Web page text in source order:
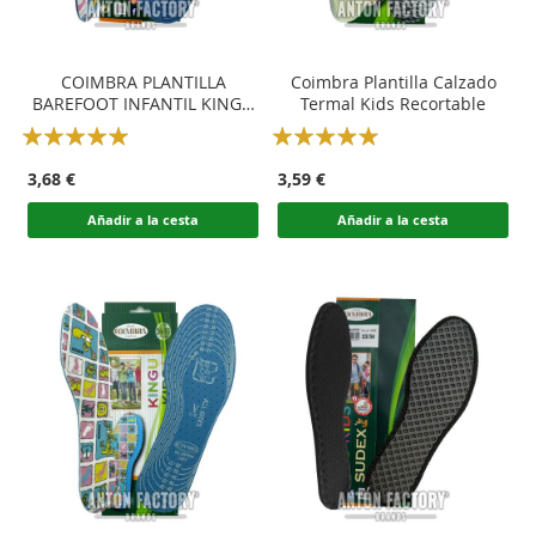
COIMBRA PLANTILLA
BAREFOOT INFANTIL KINGU
RECORTABLE
Rating:
3,68 €
Añadir a la cesta
Coimbra Plantilla Calzado
Termal Kids Recortable
Rating:
3,59 €
Añadir a la cesta